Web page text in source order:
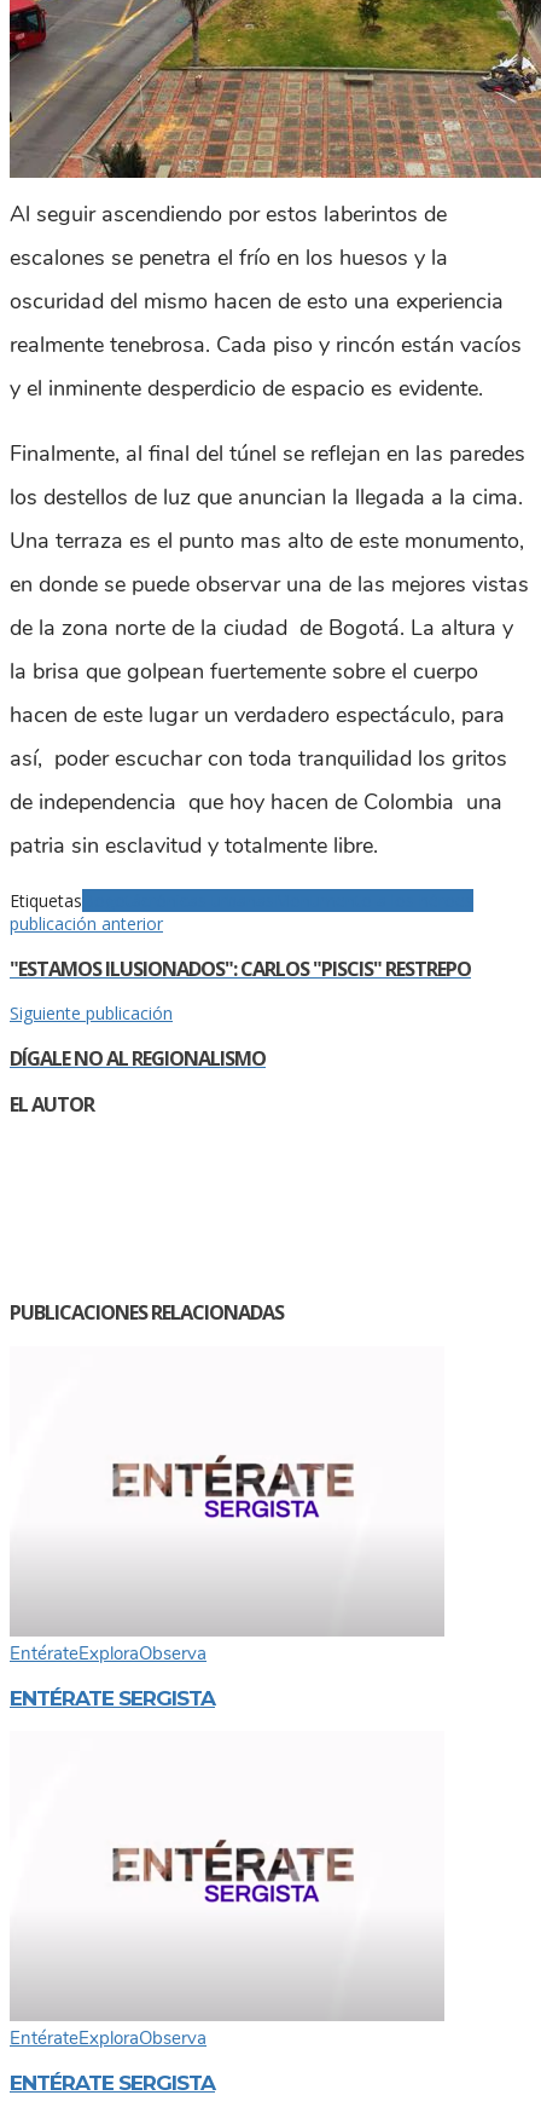
Al seguir ascendiendo por estos laberintos de
escalones se penetra el frío en los huesos y la
oscuridad del mismo hacen de esto una experiencia
realmente tenebrosa. Cada piso y rincón están vacíos
y el inminente desperdicio de espacio es evidente.
Finalmente, al final del túnel se reflejan en las paredes
los destellos de luz que anuncian la llegada a la cima.
Una terraza es el punto mas alto de este monumento,
en donde se puede observar una de las mejores vistas
de la zona norte de la ciudad de Bogotá. La altura y
la brisa que golpean fuertemente sobre el cuerpo
hacen de este lugar un verdadero espectáculo, para
así, poder escuchar con toda tranquilidad los gritos
de independencia que hoy hacen de Colombia una
patria sin esclavitud y totalmente libre.
Etiquetas
publicación anterior
"ESTAMOS ILUSIONADOS": CARLOS "PISCIS" RESTREPO
Siguiente publicación
DÍGALE NO AL REGIONALISMO
EL AUTOR
PUBLICACIONES RELACIONADAS
EntérateExploraObserva
ENTÉRATE SERGISTA
EntérateExploraObserva
ENTÉRATE SERGISTA